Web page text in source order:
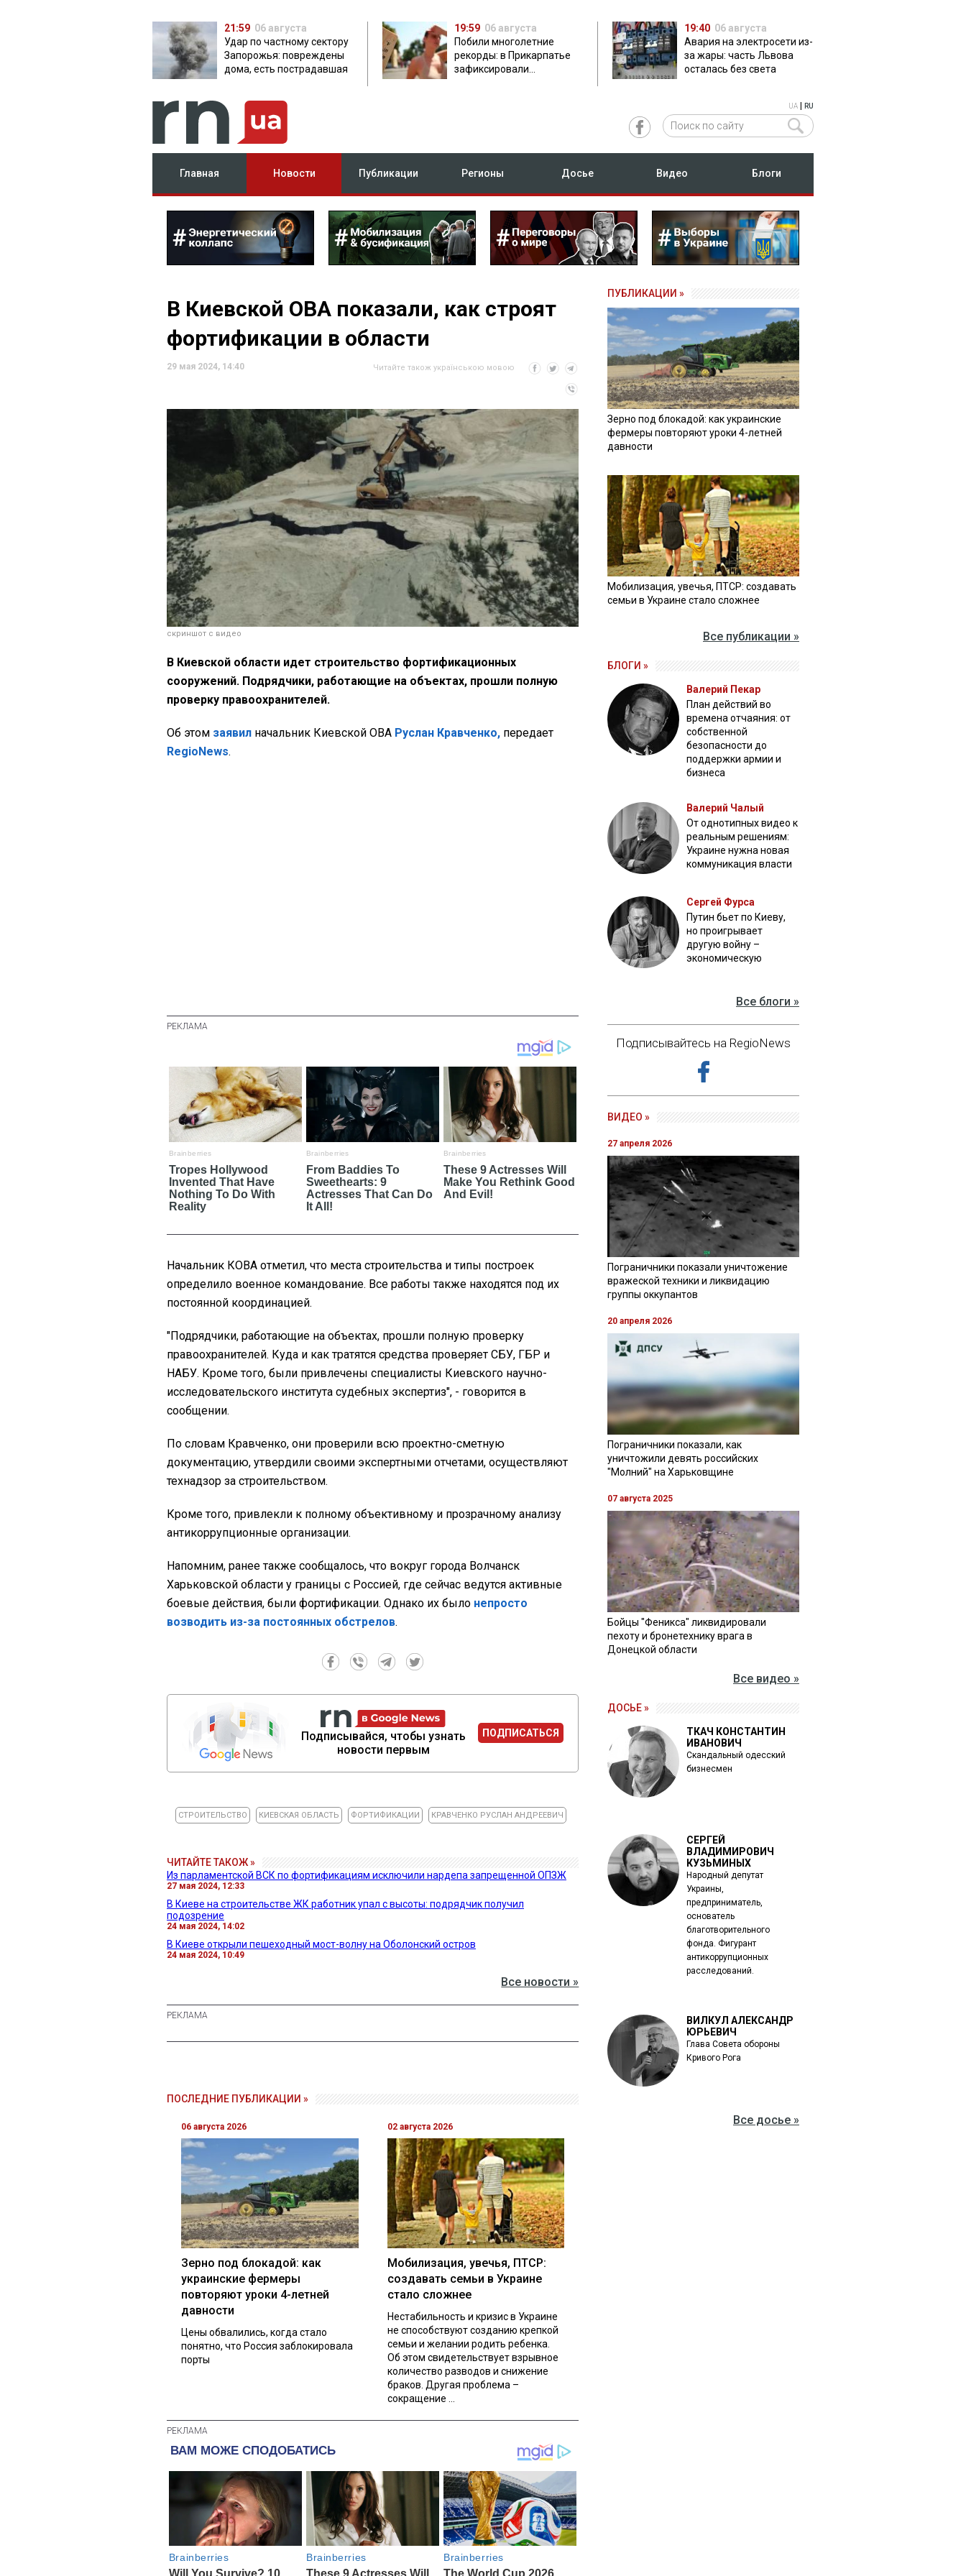
21:59 06 августа
Удар по частному сектору
Запорожья: повреждены
дома, есть пострадавшая
19:59 06 августа
Побили многолетние
рекорды: в Прикарпатье
зафиксировали
19:40 06 августа
Авария на электросети из-
за жары: часть Львова
осталась без света
UA RU
Главная Новости Публикации Регионы Досье Видео Блоги
В Киевской ОВА показали, как строят
фортификации в области
29 мая 2024, 14:40 Читайте також українською мовою
скриншот с видео
В Киевской области идет строительство фортификационных
сооружений. Подрядчики, работающие на объектах, прошли полную
проверку правоохранителей.
Об этом заявил начальник Киевской ОВА Руслан Кравченко, передает
RegioNews.
Начальник КОВА отметил, что места строительства и типы построек
определило военное командование. Все работы также находятся под их
постоянной координацией.
"Подрядчики, работающие на объектах, прошли полную проверку
правоохранителей. Куда и как тратятся средства проверяет СБУ, ГБР и
НАБУ. Кроме того, были привлечены специалисты Киевского научно-
исследовательского института судебных экспертиз", - говорится в
сообщении.
По словам Кравченко, они проверили всю проектно-сметную
документацию, утвердили своими экспертными отчетами, осуществляют
технадзор за строительством.
Кроме того, привлекли к полному объективному и прозрачному анализу
антикоррупционные организации.
Напомним, ранее также сообщалось, что вокруг города Волчанск
Харьковской области у границы с Россией, где сейчас ведутся активные
боевые действия, были фортификации. Однако их было непросто
возводить из-за постоянных обстрелов.
Подписывайся, чтобы узнать
новости первым
ПОДПИСАТЬСЯ
СТРОИТЕЛЬСТВО КИЕВСКАЯ ОБЛАСТЬ ФОРТИФИКАЦИИ КРАВЧЕНКО РУСЛАН АНДРЕЕВИЧ
ЧИТАЙТЕ ТАКОЖ »
Из парламентской ВСК по фортификациям исключили нардепа запрещенной ОПЗЖ
27 мая 2024, 12:33
В Киеве на строительстве ЖК работник упал с высоты: подрядчик получил
подозрение
24 мая 2024, 14:02
В Киеве открыли пешеходный мост-волну на Оболонский остров
24 мая 2024, 10:49
Все новости »
ПОСЛЕДНИЕ ПУБЛИКАЦИИ »
06 августа 2026
Зерно под блокадой: как
украинские фермеры
повторяют уроки 4-летней
давности
Цены обвалились, когда стало
понятно, что Россия заблокировала
порты
02 августа 2026
Мобилизация, увечья, ПТСР:
создавать семьи в Украине
стало сложнее
Нестабильность и кризис в Украине
не способствуют созданию крепкой
семьи и желании родить ребенка.
Об этом свидетельствует взрывное
количество разводов и снижение
браков. Другая проблема –
сокращение ...
ПУБЛИКАЦИИ »
Зерно под блокадой: как украинские
фермеры повторяют уроки 4-летней
давности
Мобилизация, увечья, ПТСР: создавать
семьи в Украине стало сложнее
Все публикации »
БЛОГИ »
Валерий Пекар
План действий во
времена отчаяния: от
собственной
безопасности до
поддержки армии и
бизнеса
Валерий Чалый
От однотипных видео к
реальным решениям:
Украине нужна новая
коммуникация власти
Сергей Фурса
Путин бьет по Киеву,
но проигрывает
другую войну –
экономическую
Все блоги »
Подписывайтесь на RegioNews
ВИДЕО »
27 апреля 2026
Пограничники показали уничтожение
вражеской техники и ликвидацию
группы оккупантов
20 апреля 2026
Пограничники показали, как
уничтожили девять российских
"Молний" на Харьковщине
07 августа 2025
Бойцы "Феникса" ликвидировали
пехоту и бронетехнику врага в
Донецкой области
Все видео »
ДОСЬЕ »
ТКАЧ КОНСТАНТИН
ИВАНОВИЧ
Скандальный одесский
бизнесмен
СЕРГЕЙ
ВЛАДИМИРОВИЧ
КУЗЬМИНЫХ
Народный депутат
Украины,
предприниматель,
основатель
благотворительного
фонда. Фигурант
антикоррупционных
расследований.
ВИЛКУЛ АЛЕКСАНДР
ЮРЬЕВИЧ
Глава Совета обороны
Кривого Рога
Все досье »